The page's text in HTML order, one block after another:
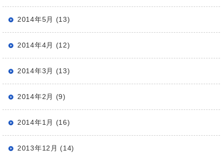
2014年5月 (13)
2014年4月 (12)
2014年3月 (13)
2014年2月 (9)
2014年1月 (16)
2013年12月 (14)